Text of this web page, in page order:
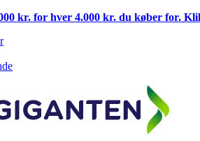
kr. for hver 4.000 kr. du køber for.